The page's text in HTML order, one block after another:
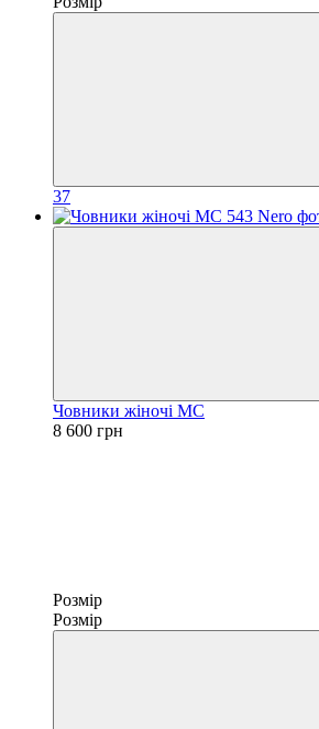
37
Човники жіночі МС
8 600 грн
Розмір
Розмір